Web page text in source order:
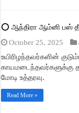
⭕ ஆந்திரா ஆம்னி பஸ் தீ
October 25, 2025
உயிரிழந்தவர்களின்
காயமடைந்தவர்களுக்கு
மோடி உத்தரவு.
Read More »